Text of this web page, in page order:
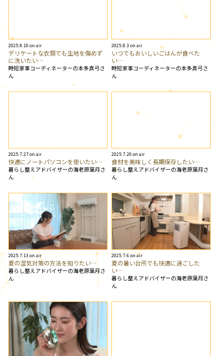
2025.8.10 on air
デリケートな衣類でも生地を傷めず
に洗いたい…
時短家事コーディネーターの本多真弓さ
ん
2025.8.3 on air
いつでもおいしいごはんが食べた
い…
時短家事コーディネーターの本多真弓さ
ん
2025.7.27 on air
快適にノートパソコンを使いたい…
暮らし整えアドバイザーの海老原葉月さ
ん
2025.7.20 on air
食材を美味しく長期保存したい…
暮らし整えアドバイザーの海老原葉月さ
ん
2025.7.13 on air
夏の湿気対策の方法を知りたい…
暮らし整えアドバイザーの海老原葉月さ
ん
2025.7.6 on air
夏の暑い台所でも快適に過ごした
い…
暮らし整えアドバイザーの海老原葉月さ
ん